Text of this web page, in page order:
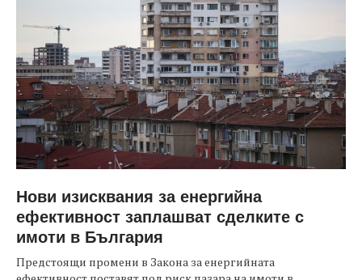
Нови изисквания за енергийна
ефективност заплашват сделките с
имоти в България
Предстоящи промени в Закона за енергийната